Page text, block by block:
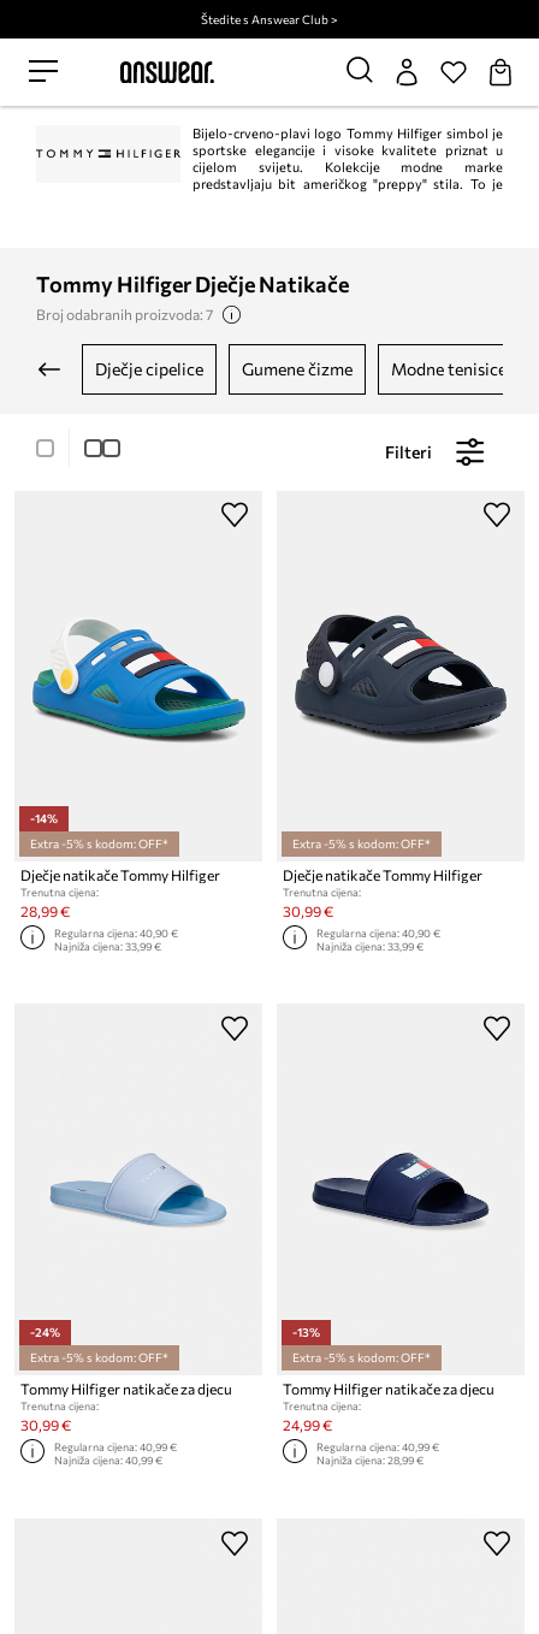
Štedite s Answear Club >
Bijelo-crveno-plavi logo Tommy Hilfiger simbol je
sportske elegancije i visoke kvalitete priznat u
cijelom svijetu. Kolekcije modne marke
predstavljaju bit američkog "preppy" stila. To je
Tommy Hilfiger Dječje Natikače
Broj odabranih proizvoda: 7
dječje cipelice gumene čizme modne tenisice
Filteri
-14%
Extra -5% s kodom: OFF*
Dječje natikače Tommy Hilfiger
Trenutna cijena:
28,99 €
Regularna cijena:40,90 €
Najniža cijena:33,99 €
Extra -5% s kodom: OFF*
Dječje natikače Tommy Hilfiger
Trenutna cijena:
30,99 €
Regularna cijena:40,90 €
Najniža cijena:33,99 €
-24%
Extra -5% s kodom: OFF*
Tommy Hilfiger natikače za djecu
Trenutna cijena:
30,99 €
Regularna cijena:40,99 €
Najniža cijena:40,99 €
-13%
Extra -5% s kodom: OFF*
Tommy Hilfiger natikače za djecu
Trenutna cijena:
24,99 €
Regularna cijena:40,99 €
Najniža cijena:28,99 €